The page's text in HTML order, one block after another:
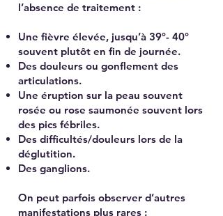
l’absence de traitement :
Une fièvre élevée, jusqu’à 39°- 40°
souvent plutôt en fin de journée.
Des douleurs ou gonflement des
articulations.
Une éruption sur la peau souvent
rosée ou rose saumonée souvent lors
des pics fébriles.
Des difficultés/douleurs lors de la
déglutition.
Des ganglions.
On peut parfois observer d’autres
manifestations plus rares :